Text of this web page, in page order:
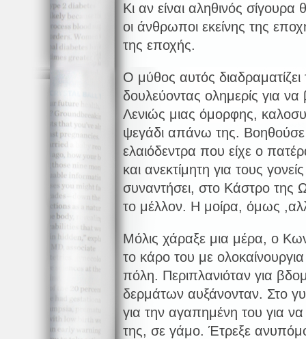
Κι αν είναι αληθινός
οι άνθρωποι εκείνης της
της εποχής.
Ο μύθος αυτός
δουλεύοντας ολημερίς για
Λενιώς μιας όμορφης,
ψεγάδι απάνω της.
ελαιόδεντρα που είχε ο
και ανεκτίμητη για τους
συναντήσει, στο Κάστρο της
το μέλλον. Η μοίρα, όμως
Μόλις χάραξε μια μέρα, ο
το κάρο του με
πόλη. Περιπλανιόταν για
δερμάτων αυξάνονταν. Στο
για την αγαπημένη του για
της, σε γάμο. Έτρεξε